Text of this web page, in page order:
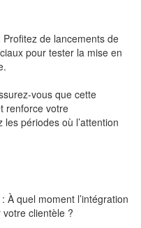
Profitez de lancements de
pour tester la mise en
vous que cette
renforce votre
périodes où l’attention
À quel moment l’intégration
clientèle ?